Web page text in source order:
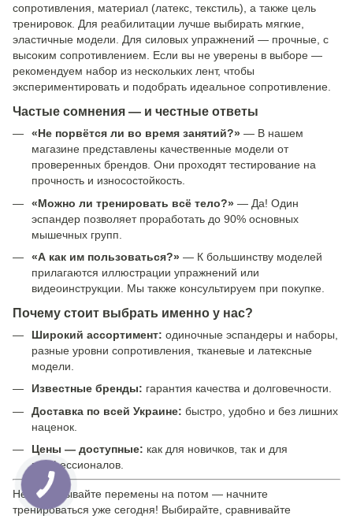
сопротивления, материал (латекс, текстиль), а также цель
тренировок. Для реабилитации лучше выбирать мягкие,
эластичные модели. Для силовых упражнений — прочные, с
высоким сопротивлением. Если вы не уверены в выборе —
рекомендуем набор из нескольких лент, чтобы
экспериментировать и подобрать идеальное сопротивление.
Частые сомнения — и честные ответы
«Не порвётся ли во время занятий?» — В нашем
магазине представлены качественные модели от
проверенных брендов. Они проходят тестирование на
прочность и износостойкость.
«Можно ли тренировать всё тело?» — Да! Один
эспандер позволяет проработать до 90% основных
мышечных групп.
«А как им пользоваться?» — К большинству моделей
прилагаются иллюстрации упражнений или
видеоинструкции. Мы также консультируем при покупке.
Почему стоит выбрать именно у нас?
Широкий ассортимент: одиночные эспандеры и наборы,
разные уровни сопротивления, тканевые и латексные
модели.
Известные бренды: гарантия качества и долговечности.
Доставка по всей Украине: быстро, удобно и без лишних
наценок.
Цены — доступные: как для новичков, так и для
профессионалов.
Не откладывайте перемены на потом — начните
тренироваться уже сегодня! Выбирайте, сравнивайте